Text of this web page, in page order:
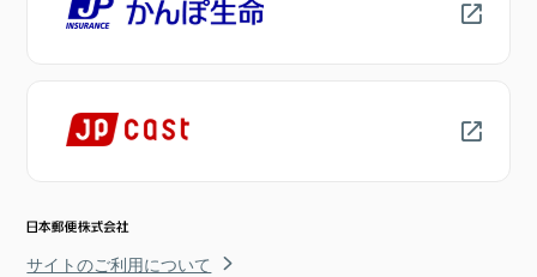
サイトのご利用について